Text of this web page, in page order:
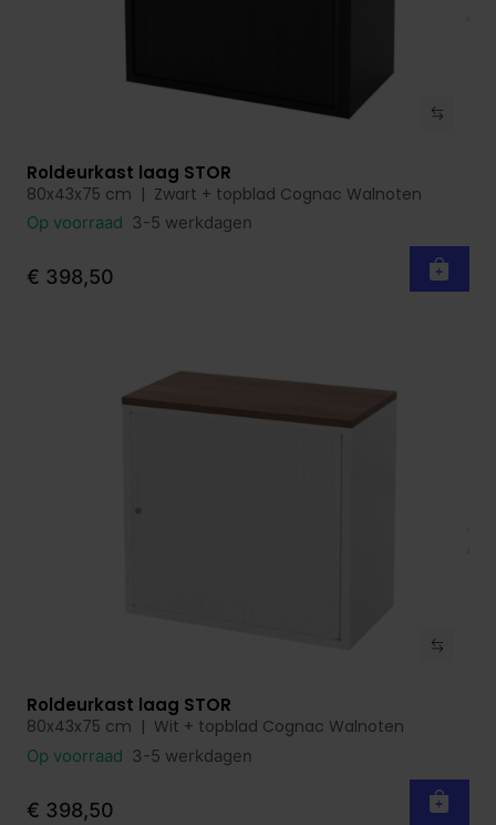
Bekijk product
Roldeurkast laag STOR
80x43x75 cm | Zwart + topblad Cognac Walnoten
Op voorraad 3-5 werkdagen
€ 398,50
Bekijk product
Roldeurkast laag STOR
80x43x75 cm | Wit + topblad Cognac Walnoten
Op voorraad 3-5 werkdagen
€ 398,50